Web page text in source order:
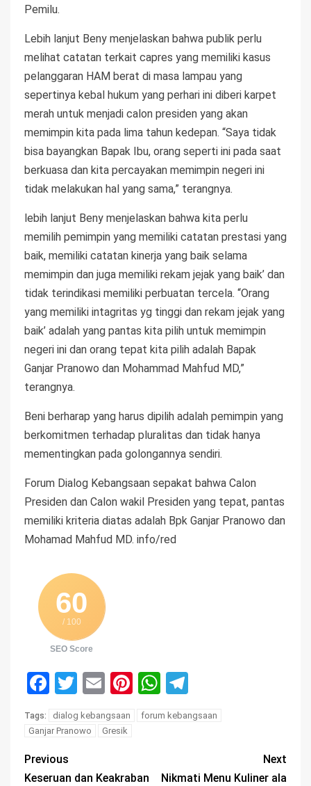
Pemilu.
Lebih lanjut Beny menjelaskan bahwa publik perlu
melihat catatan terkait capres yang memiliki kasus
pelanggaran HAM berat di masa lampau yang
sepertinya kebal hukum yang perhari ini diberi karpet
merah untuk menjadi calon presiden yang akan
memimpin kita pada lima tahun kedepan. “Saya tidak
bisa bayangkan Bapak Ibu, orang seperti ini pada saat
berkuasa dan kita percayakan memimpin negeri ini
tidak melakukan hal yang sama,” terangnya.
lebih lanjut Beny menjelaskan bahwa kita perlu
memilih pemimpin yang memiliki catatan prestasi yang
baik, memiliki catatan kinerja yang baik selama
memimpin dan juga memiliki rekam jejak yang baik’ dan
tidak terindikasi memiliki perbuatan tercela. “Orang
yang memiliki intagritas yg tinggi dan rekam jejak yang
baik’ adalah yang pantas kita pilih untuk memimpin
negeri ini dan orang tepat kita pilih adalah Bapak
Ganjar Pranowo dan Mohammad Mahfud MD,”
terangnya.
Beni berharap yang harus dipilih adalah pemimpin yang
berkomitmen terhadap pluralitas dan tidak hanya
mementingkan pada golongannya sendiri.
Forum Dialog Kebangsaan sepakat bahwa Calon
Presiden dan Calon wakil Presiden yang tepat, pantas
memiliki kriteria diatas adalah Bpk Ganjar Pranowo dan
Mohamad Mahfud MD. info/red
60
/ 100
SEO Score
Facebook
Twitter
EmailPinterest
WhatsApp
Tags: dialog kebangsaan
forum kebangsaan
Ganjar Pranowo
Gresik
Previous
Keseruan dan Keakraban
Next
Nikmati Menu Kuliner ala